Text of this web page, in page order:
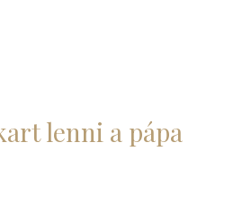
lenni a pápa